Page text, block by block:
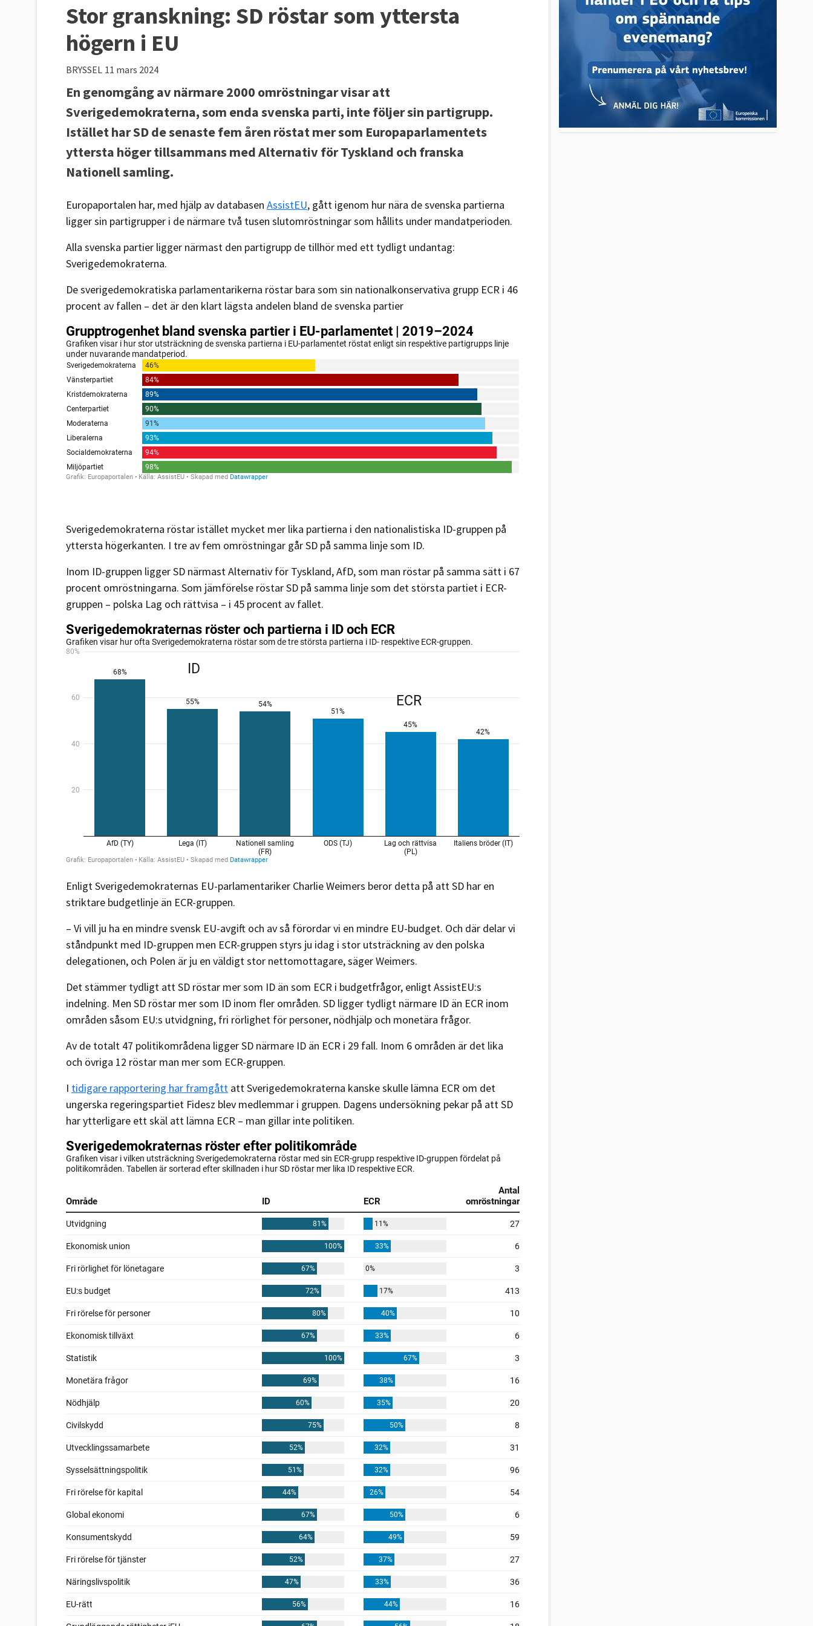
Stor granskning: SD röstar som yttersta
högern i EU
BRYSSEL 11 mars 2024
En genomgång av närmare 2000 omröstningar visar att
Sverigedemokraterna, som enda svenska parti, inte följer sin partigrupp.
Istället har SD de senaste fem åren röstat mer som Europaparlamentets
yttersta höger tillsammans med Alternativ för Tyskland och franska
Nationell samling.
Europaportalen har, med hjälp av databasen AssistEU, gått igenom hur nära de svenska partierna
ligger sin partigrupper i de närmare två tusen slutomröstningar som hållits under mandatperioden.
Alla svenska partier ligger närmast den partigrupp de tillhör med ett tydligt undantag:
Sverigedemokraterna.
De sverigedemokratiska parlamentarikerna röstar bara som sin nationalkonservativa grupp ECR i 46
procent av fallen – det är den klart lägsta andelen bland de svenska partier
Sverigedemokraterna röstar istället mycket mer lika partierna i den nationalistiska ID-gruppen på
yttersta högerkanten. I tre av fem omröstningar går SD på samma linje som ID.
Inom ID-gruppen ligger SD närmast Alternativ för Tyskland, AfD, som man röstar på samma sätt i 67
procent omröstningarna. Som jämförelse röstar SD på samma linje som det största partiet i ECR-
gruppen – polska Lag och rättvisa – i 45 procent av fallet.
Enligt Sverigedemokraternas EU-parlamentariker Charlie Weimers beror detta på att SD har en
striktare budgetlinje än ECR-gruppen.
– Vi vill ju ha en mindre svensk EU-avgift och av så förordar vi en mindre EU-budget. Och där delar vi
ståndpunkt med ID-gruppen men ECR-gruppen styrs ju idag i stor utsträckning av den polska
delegationen, och Polen är ju en väldigt stor nettomottagare, säger Weimers.
Det stämmer tydligt att SD röstar mer som ID än som ECR i budgetfrågor, enligt AssistEU:s
indelning. Men SD röstar mer som ID inom fler områden. SD ligger tydligt närmare ID än ECR inom
områden såsom EU:s utvidgning, fri rörlighet för personer, nödhjälp och monetära frågor.
Av de totalt 47 politikområdena ligger SD närmare ID än ECR i 29 fall. Inom 6 områden är det lika
och övriga 12 röstar man mer som ECR-gruppen.
I tidigare rapportering har framgått att Sverigedemokraterna kanske skulle lämna ECR om det
ungerska regeringspartiet Fidesz blev medlemmar i gruppen. Dagens undersökning pekar på att SD
har ytterligare ett skäl att lämna ECR – man gillar inte politiken.